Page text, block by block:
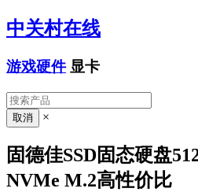
中关村在线
游戏硬件 显卡
×
固德佳SSD固态硬盘
NVMe M.2高性价比